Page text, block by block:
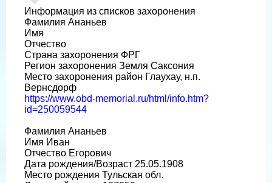
Информация из списков захоронения
Фамилия Ананьев
Имя
Отчество
Страна захоронения ФРГ
Регион захоронения Земля Саксония
Место захоронения район Глаухау, н.п.
Вернсдорф
https://www.obd-memorial.ru/html/info.htm?
id=250059544
Фамилия Ананьев
Имя Иван
Отчество Егорович
Дата рождения/Возраст 25.05.1908
Место рождения Тульская обл.